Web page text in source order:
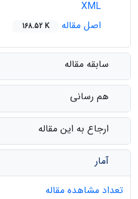
اصل مقاله
168.52 K
سابقه مقاله
هم رسانی
ارجاع به این مقاله
آمار
تعداد مشاهده مقاله